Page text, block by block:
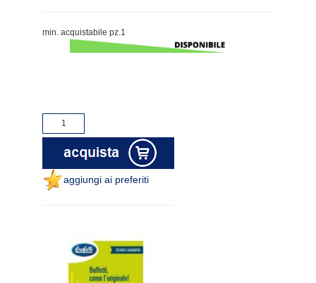
min. acquistabile pz.1
aggiungi ai preferiti